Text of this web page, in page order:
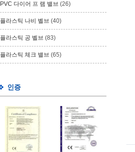
PVC 다이어 프 램 밸브 (26)
플라스틱 나비 벨브 (40)
플라스틱 공 벨브 (83)
플라스틱 체크 밸브 (65)
인증